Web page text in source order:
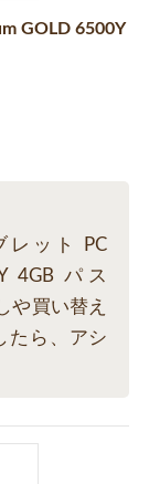
GOLD 6500Y
レット PC
4GB パス
や買い替え
たら、アシ